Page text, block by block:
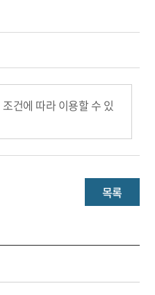
조건에 따라 이용할 수 있
목록